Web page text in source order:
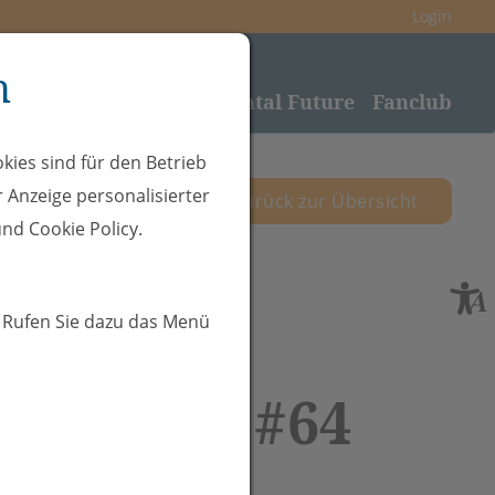
Login
Rheintal Future Fanclub
zurück zur Übersicht
#64
sind für den Betrieb
personalisierter
Cookie Policy.
Sie dazu das Menü